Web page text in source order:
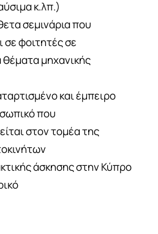
κ.λπ.)
σεμινάρια που
φοιτητές σε
θέματα μηχανικής
και έμπειρο
που
στον τομέα της
άσκησης στην Κύπρο